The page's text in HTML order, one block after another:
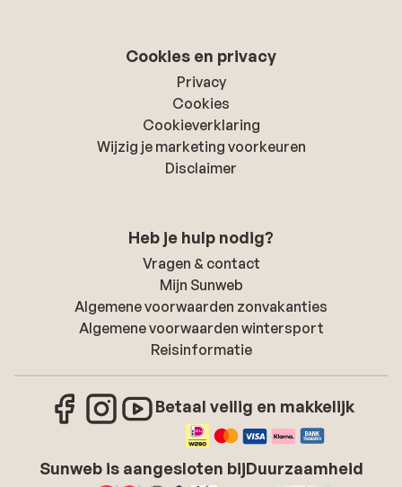
Cookies en privacy
Privacy
Cookies
Cookieverklaring
Wijzig je marketing voorkeuren
Disclaimer
Heb je hulp nodig?
Vragen & contact
Mijn Sunweb
Algemene voorwaarden zonvakanties
Algemene voorwaarden wintersport
Reisinformatie
Betaal veilig en makkelijk
Sunweb is aangesloten bijDuurzaamheid